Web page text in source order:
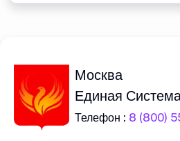
Москва
Единая
Телефон : 8 (800)